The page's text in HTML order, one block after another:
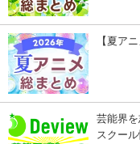
【夏ア
芸能界
スクー